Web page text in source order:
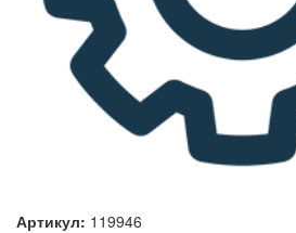
Артикул: 119946